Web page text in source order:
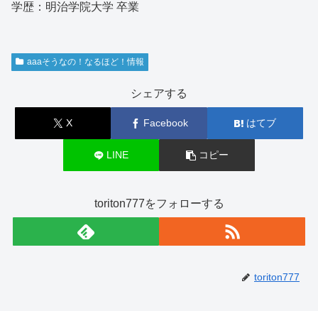
学歴：明治学院大学 卒業
aaaそうなの！なるほど！情報
シェアする
X Facebook はてブ
LINE コピー
toriton777をフォローする
toriton777